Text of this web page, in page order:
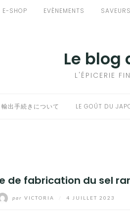
E-SHOP EVÈNEMENTS SAVEURS
Le blog
L'ÉPICERIE
輸出手続きについて LE GOÛT DU
de fabrication du sel
par VICTORIA 4 JUILLET 2023